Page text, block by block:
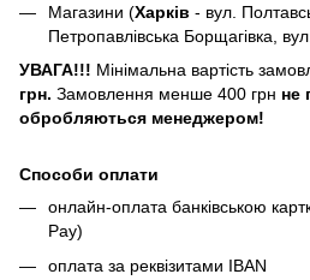
Магазини (Харків - вул.
Петропавлівська Борщагівка,
УВАГА!!! Мінімальна вартість
грн. Замовлення менше 400 грн не
обробляються менеджером!
Способи оплати
онлайн-оплата банківською
Pay)
оплата за реквізитами IBAN